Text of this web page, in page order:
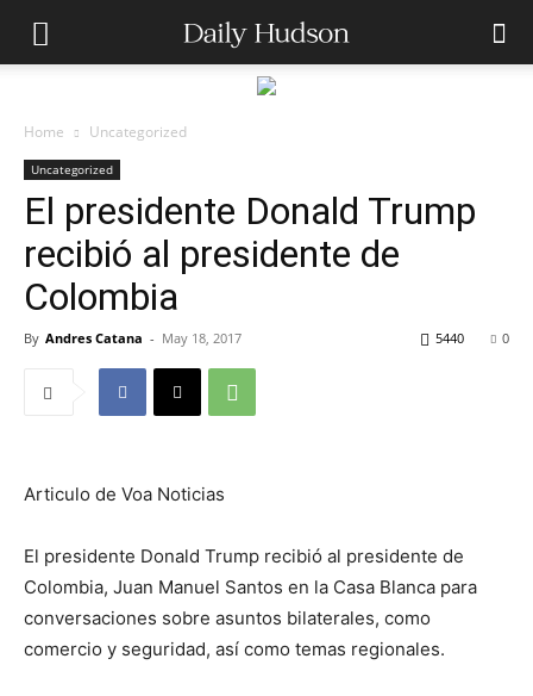
Home Uncategorized
Uncategorized
El presidente Donald Trump
recibió al presidente de
Colombia
By Andres Catana - May 18, 2017 0
5440
Articulo de Voa Noticias
El presidente Donald Trump recibió al presidente de
Colombia, Juan Manuel Santos en la Casa Blanca para
conversaciones sobre asuntos bilaterales, como
comercio y seguridad, así como temas regionales.